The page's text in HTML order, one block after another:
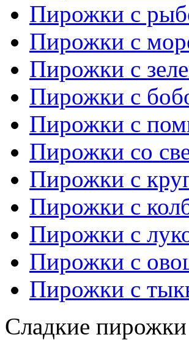
Пирожки с
Пирожки с
Пирожки с
Пирожки с
Пирожки с
Пирожки со
Пирожки с
Пирожки с
Пирожки с
Пирожки с
Пирожки с
Сладкие пирожки